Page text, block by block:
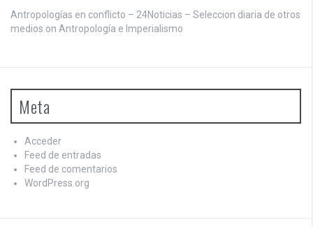
Antropologías en conflicto – 24Noticias – Seleccion diaria de otros
medios on Antropología e Imperialismo
Meta
Acceder
Feed de entradas
Feed de comentarios
WordPress.org